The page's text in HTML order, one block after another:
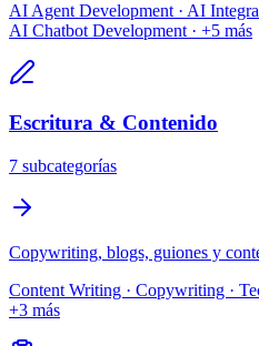
AI Agent Development · AI
AI Chatbot Development· +5 más
Escritura & Contenido
7 subcategorías
Copywriting, blogs, guiones y
Content Writing · Copywriting ·
+3 más